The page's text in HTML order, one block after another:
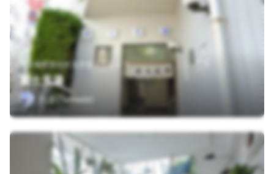
東京都世田谷区太子堂２丁目３３
富士見湯
たま(Tamada)